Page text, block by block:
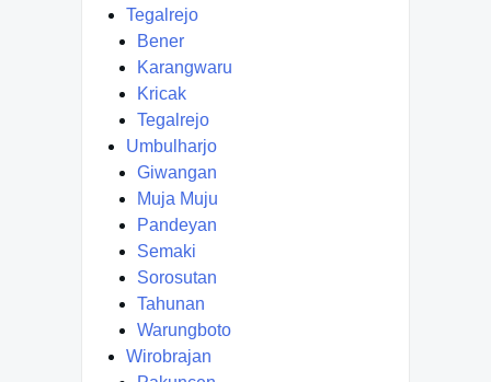
Tegalrejo
Bener
Karangwaru
Kricak
Tegalrejo
Umbulharjo
Giwangan
Muja Muju
Pandeyan
Semaki
Sorosutan
Tahunan
Warungboto
Wirobrajan